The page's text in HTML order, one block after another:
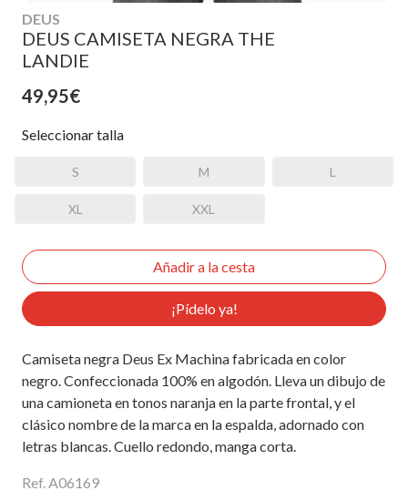
DEUS
DEUS CAMISETA NEGRA THE
LANDIE
49,95€
Seleccionar talla
S M L
XL XXL
¡Pídelo ya!
Camiseta negra Deus Ex Machina fabricada en color
negro. Confeccionada 100% en algodón. Lleva un dibujo de
una camioneta en tonos naranja en la parte frontal, y el
clásico nombre de la marca en la espalda, adornado con
letras blancas. Cuello redondo, manga corta.
Ref. A06169